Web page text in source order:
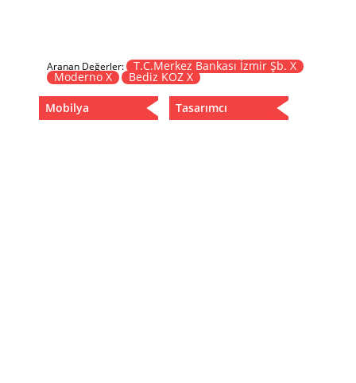
Zigon
Aranan Değerler: T.C.Merkez Bankası İzmir Şb. X
Moderno X Bediz KOZ X
Mobilya Tasarımcı